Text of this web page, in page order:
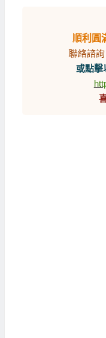
順利圓
聯絡諮詢
或點擊